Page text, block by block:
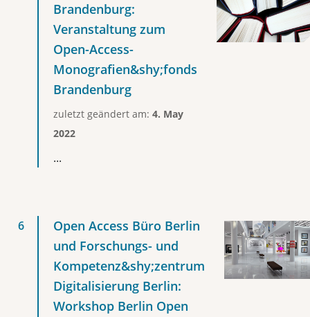
Brandenburg:
Veranstaltung zum
Open-Access-
Monografien&shy;fonds
Brandenburg
zuletzt geändert am: 4. May
2022
...
Open Access Büro Berlin
und Forschungs- und
Kompetenz&shy;zentrum
Digitalisierung Berlin:
Workshop Berlin Open